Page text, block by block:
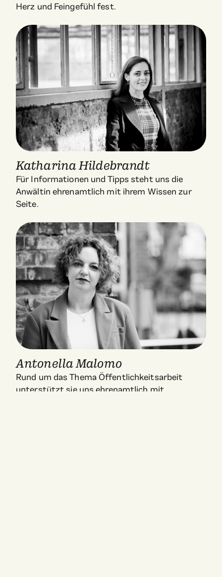
Herz und Feingefühl fest.
Katharina Hildebrandt
Für Informationen und Tipps steht uns die
Anwältin ehrenamtlich mit ihrem Wissen zur
Seite.
Antonella Malomo
Rund um das Thema Öffentlichkeitsarbeit
unterstützt sie uns ehrenamtlich mit